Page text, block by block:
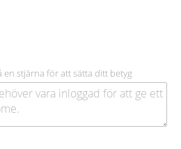
en stjärna för att sätta ditt betyg